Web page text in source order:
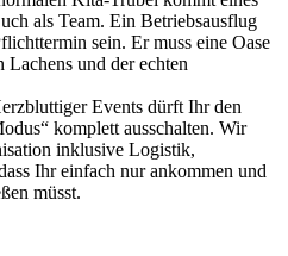
als Team. Ein Betriebsausflug
sein. Er muss eine Oase
Lachens und der echten
Events dürft Ihr den
komplett ausschalten. Wir
inklusive Logistik,
Ihr einfach nur ankommen und
müsst.